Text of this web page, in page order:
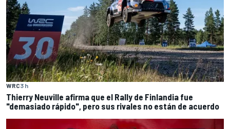
WRC3 h
Thierry Neuville afirma que el Rally de Finlandia fue
"demasiado rápido", pero sus rivales no están de acuerdo